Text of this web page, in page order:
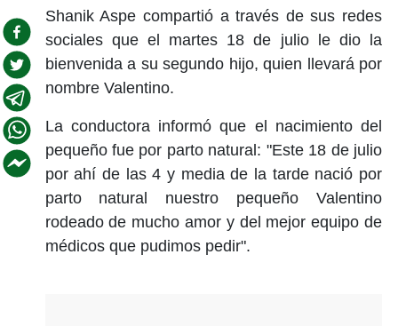
Shanik Aspe compartió a través de sus redes
sociales que el martes 18 de julio le dio la
bienvenida a su segundo hijo, quien llevará por
nombre Valentino.
La conductora informó que el nacimiento del
pequeño fue por parto natural: "Este 18 de julio
por ahí de las 4 y media de la tarde nació por
parto natural nuestro pequeño Valentino
rodeado de mucho amor y del mejor equipo de
médicos que pudimos pedir".